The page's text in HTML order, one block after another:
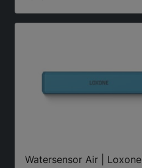
Watersensor Air | Loxone